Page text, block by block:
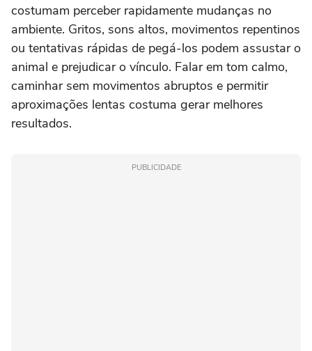
costumam perceber rapidamente mudanças no
ambiente. Gritos, sons altos, movimentos repentinos
ou tentativas rápidas de pegá-los podem assustar o
animal e prejudicar o vínculo. Falar em tom calmo,
caminhar sem movimentos abruptos e permitir
aproximações lentas costuma gerar melhores
resultados.
PUBLICIDADE